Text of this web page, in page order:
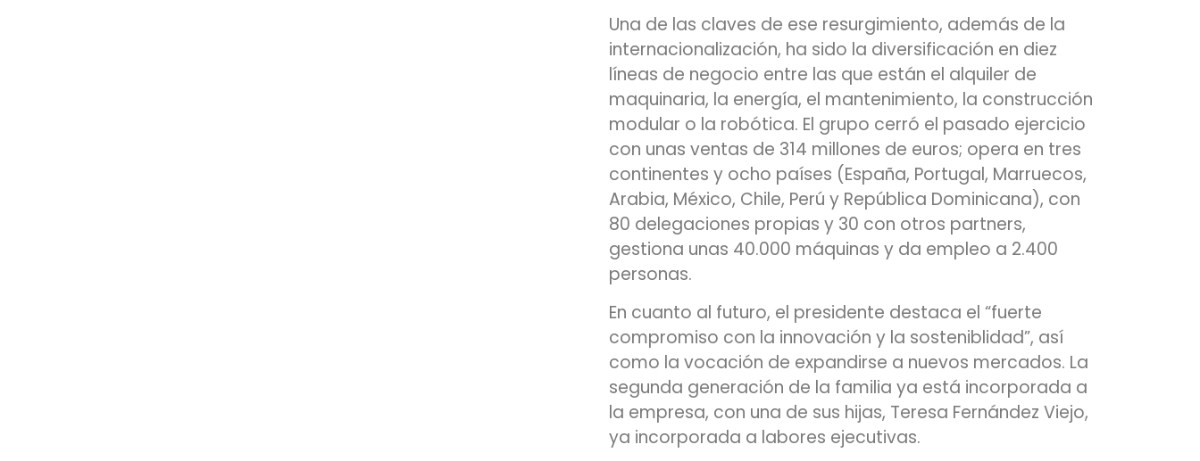
Una de las claves de ese resurgimiento, además de la
internacionalización, ha sido la diversificación en diez
líneas de negocio entre las que están el alquiler de
maquinaria, la energía, el mantenimiento, la construcción
modular o la robótica. El grupo cerró el pasado ejercicio
con unas ventas de 314 millones de euros; opera en tres
continentes y ocho países (España, Portugal, Marruecos,
Arabia, México, Chile, Perú y República Dominicana), con
80 delegaciones propias y 30 con otros partners,
gestiona unas 40.000 máquinas y da empleo a 2.400
personas.
En cuanto al futuro, el presidente destaca el “fuerte
compromiso con la innovación y la sosteniblidad”, así
como la vocación de expandirse a nuevos mercados. La
segunda generación de la familia ya está incorporada a
la empresa, con una de sus hijas, Teresa Fernández Viejo,
ya incorporada a labores ejecutivas.